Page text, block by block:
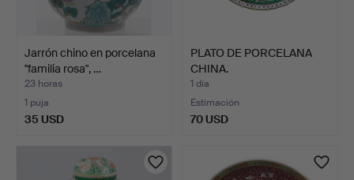
Jarrón chino en porcelana
"familia rosa", …
23 horas
1 puja
35 USD
PLATO DE PORCELANA
CHINA.
1 día
Estimación
70 USD